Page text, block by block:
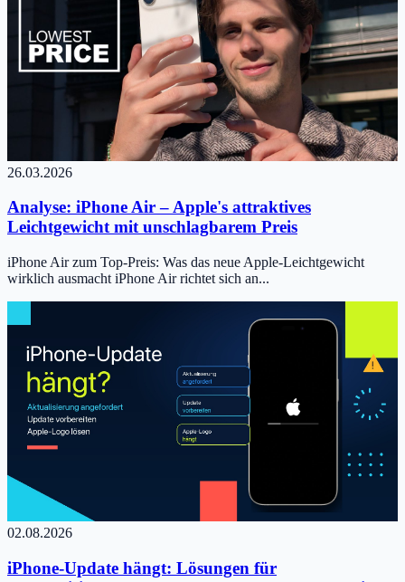
26.03.2026
Analyse: iPhone Air – Apple's attraktives
Leichtgewicht mit unschlagbarem Preis
iPhone Air zum Top-Preis: Was das neue Apple-Leichtgewicht
wirklich ausmacht iPhone Air richtet sich an...
02.08.2026
iPhone-Update hängt: Lösungen für